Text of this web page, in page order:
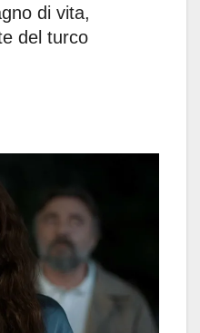
di vita,
del turco